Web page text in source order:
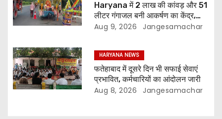
Haryana में 2 लाख की कांवड़ और 51
लीटर गंगाजल बनी आकर्षण का केंद्र,
शिवरात्रि के लिए उमड़े कांवड़िया
Aug 9, 2026 Jangesamachar
HARYANA NEWS
फतेहाबाद में दूसरे दिन भी सफाई सेवाएं
प्रभावित, कर्मचारियों का आंदोलन जारी
Aug 8, 2026 Jangesamachar